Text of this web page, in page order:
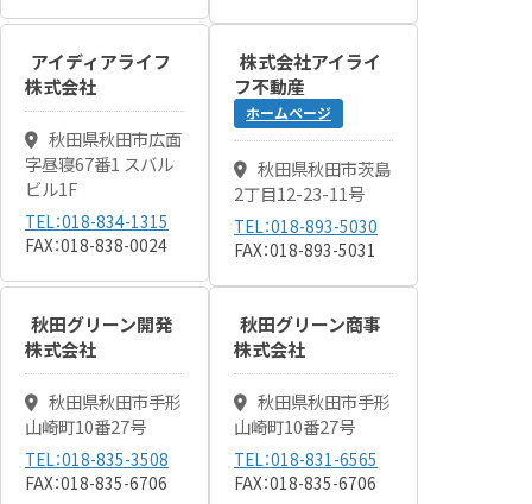
アイディアライフ
株式会社
秋田県秋田市広面
字昼寝67番1 スバル
ビル1F
TEL：018-834-1315
FAX：018-838-0024
株式会社アイライ
フ不動産
ホームページ
秋田県秋田市茨島
2丁目12-23-11号
TEL：018-893-5030
FAX：018-893-5031
秋田グリーン開発
株式会社
秋田県秋田市手形
山崎町10番27号
TEL：018-835-3508
FAX：018-835-6706
秋田グリーン商事
株式会社
秋田県秋田市手形
山崎町10番27号
TEL：018-831-6565
FAX：018-835-6706